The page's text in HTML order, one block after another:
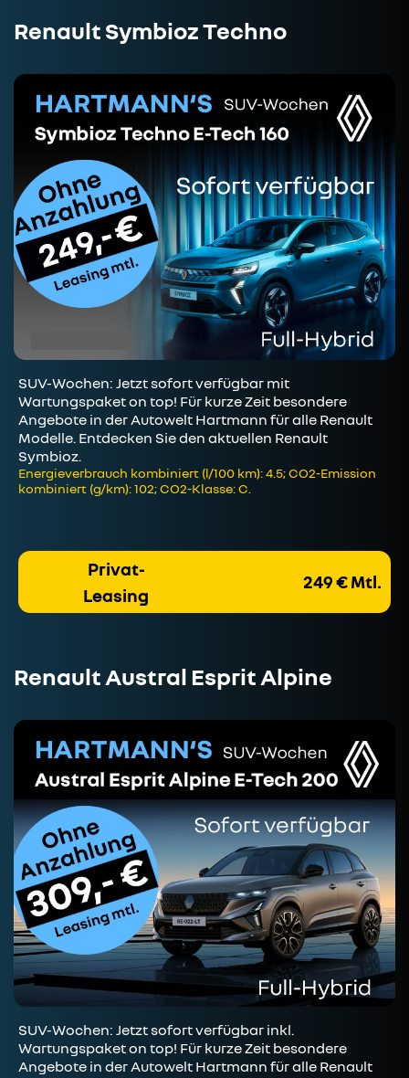
Renault Symbioz Techno
SUV-Wochen: Jetzt sofort verfügbar mit
Wartungspaket on top! Für kurze Zeit besondere
Angebote in der Autowelt Hartmann für alle Renault
Modelle. Entdecken Sie den aktuellen Renault
Symbioz.
Energieverbrauch kombiniert (l/100 km): 4.5; CO2-Emission
kombiniert (g/km): 102; CO2-Klasse: C.
Privat-
Leasing
249 € Mtl.
Renault Austral Esprit Alpine
SUV-Wochen: Jetzt sofort verfügbar inkl.
Wartungspaket on top! Für kurze Zeit besondere
Angebote in der Autowelt Hartmann für alle Renault